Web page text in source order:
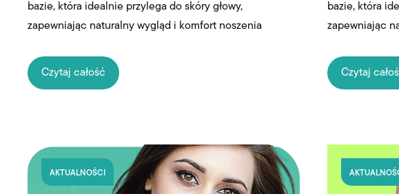
bazie, która idealnie przylega do skóry głowy,
zapewniając naturalny wygląd i komfort noszenia
Czytaj całość
bazie, która
zapewniając
Czytaj
AKTUALNOŚCI